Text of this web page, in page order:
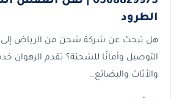
الطرود
هل تبحث عن شركة شحن من الرياض إلى
التوصيل وأمانًا للشحنة؟ تقدم
والأثاث والبضائع…